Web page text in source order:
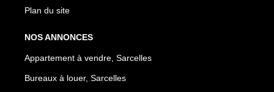
Plan du site
NOS ANNONCES
Appartement à vendre, Sarcelles
Bureaux à louer, Sarcelles